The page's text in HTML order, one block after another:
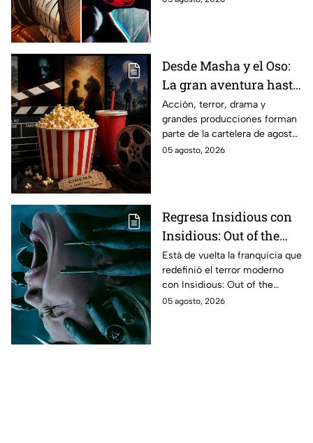
Desde Masha y el Oso:
La gran aventura hasta
El Final de la Calle Oak
con Anne Hathaway.
Esta es la lista
completa de los
México
Acción, terror, drama y
grandes producciones forman
parte de la cartelera de agosto
en México.
05 agosto, 2026
Regresa Insidious con
Insidious: Out of the
Further; esto revela el
aterrador primer tráiler
Está de vuelta la franquicia que
redefinió el terror moderno
con Insidious: Out of the
Further. Te contamos todo lo
05 agosto, 2026